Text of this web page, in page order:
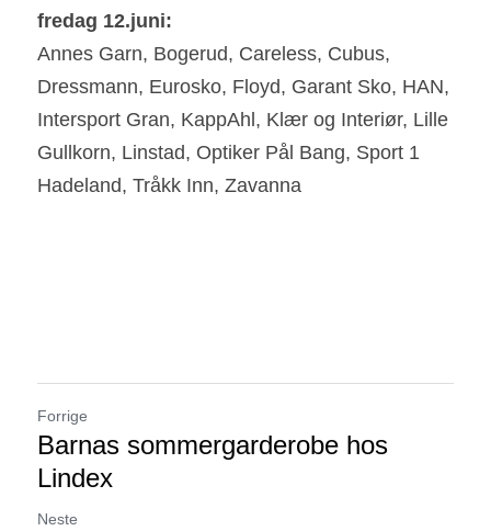
fredag 12.juni:
Annes Garn, Bogerud, Careless, Cubus,
Dressmann, Eurosko, Floyd, Garant Sko, HAN,
Intersport Gran, KappAhl, Klær og Interiør, Lille
Gullkorn, Linstad, Optiker Pål Bang, Sport 1
Hadeland, Tråkk Inn, Zavanna
Forrige
Barnas sommergarderobe hos
Lindex
Neste